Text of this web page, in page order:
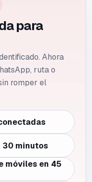
para
Ahora
ruta o
romper el
30 minutos
móviles en 45